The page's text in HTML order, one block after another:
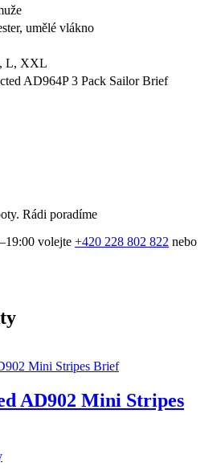
umělé vlákno
L, XXL
AD964P 3 Pack Sailor Brief
Rádi poradíme
volejte +420 228 802 822 nebo
AD902 Mini Stripes